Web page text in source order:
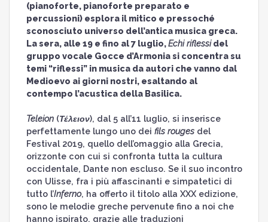
(pianoforte, pianoforte preparato e
percussioni) esplora il mitico e pressoché
sconosciuto universo dell’antica musica greca.
La sera, alle 19 e fino al 7 luglio,Echi riflessidel
gruppo vocale Gocce d’Armonia si concentra su
temi “riflessi” in musica da autori che vanno dal
Medioevo ai giorni nostri, esaltando al
contempo l’acustica della Basilica.
Teleion(Τέλειον), dal 5 all’11 luglio, si inserisce
perfettamente lungo uno dei fils rouges del
Festival 2019, quello dell’omaggio alla Grecia,
orizzonte con cui si confronta tutta la cultura
occidentale, Dante non escluso. Se il suo incontro
con Ulisse, fra i più affascinanti e simpatetici di
tutto l’Inferno, ha offerto il titolo alla XXX edizione,
sono le melodie greche pervenute fino a noi che
hanno ispirato, grazie alle traduzioni